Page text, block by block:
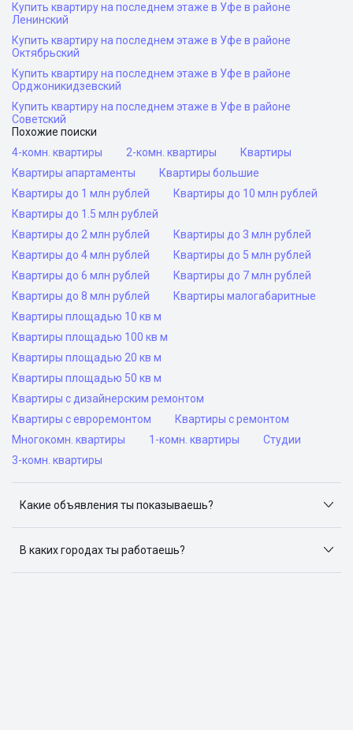
Купить квартиру на последнем этаже в Уфе в районе
Ленинский
Купить квартиру на последнем этаже в Уфе в районе
Октябрьский
Купить квартиру на последнем этаже в Уфе в районе
Орджоникидзевский
Купить квартиру на последнем этаже в Уфе в районе
Советский
Похожие поиски
4-комн. квартиры
2-комн. квартиры
Квартиры
Квартиры апартаменты
Квартиры большие
Квартиры до 1 млн рублей
Квартиры до 10 млн рублей
Квартиры до 1.5 млн рублей
Квартиры до 2 млн рублей
Квартиры до 3 млн рублей
Квартиры до 4 млн рублей
Квартиры до 5 млн рублей
Квартиры до 6 млн рублей
Квартиры до 7 млн рублей
Квартиры до 8 млн рублей
Квартиры малогабаритные
Квартиры площадью 10 кв м
Квартиры площадью 100 кв м
Квартиры площадью 20 кв м
Квартиры площадью 50 кв м
Квартиры с дизайнерским ремонтом
Квартиры с евроремонтом
Квартиры с ремонтом
Многокомн. квартиры
1-комн. квартиры
Студии
3-комн. квартиры
Какие объявления ты показываешь?
объявлений: ЦИАН, Домклик, Яндекс.Недвижимость,
Авито, Самолет.Плюс.
В каких городах ты работаешь?